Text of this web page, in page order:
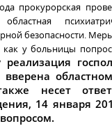
прокурорская
безопасности.
как у больницы
реализация
вверена
несет
14 января